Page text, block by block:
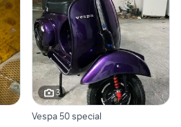
3
Vespa 50 special